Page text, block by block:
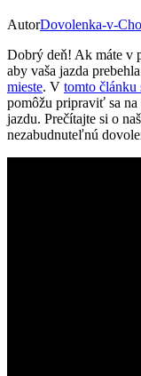
AutorDovolenka-v-
Dobrý deň! Ak máte v
aby vaša jazda
mieste. V tomto článku
pomôžu pripraviť sa na
jazdu. Prečítajte si o
nezabudnuteľnú